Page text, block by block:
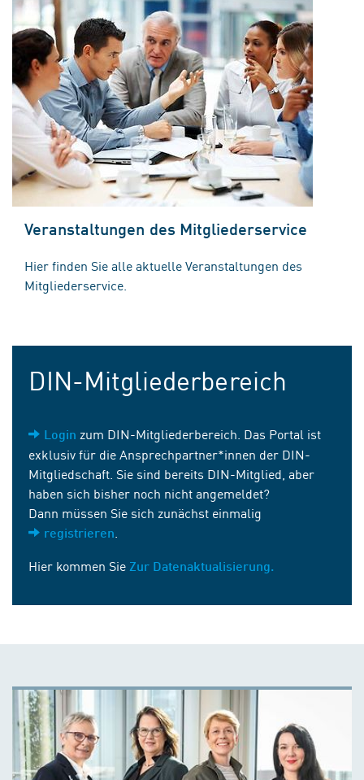
Veranstaltungen des Mitgliederservice
Hier finden Sie alle aktuelle Veranstaltungen des
Mitgliederservice.
DIN-Mitgliederbereich
Login zum DIN-Mitgliederbereich. Das Portal ist
exklusiv für die Ansprechpartner*innen der DIN-
Mitgliedschaft. Sie sind bereits DIN-Mitglied, aber
haben sich bisher noch nicht angemeldet?
Dann müssen Sie sich zunächst einmalig
registrieren
Hier kommen Sie Zur Datenaktualisierung.